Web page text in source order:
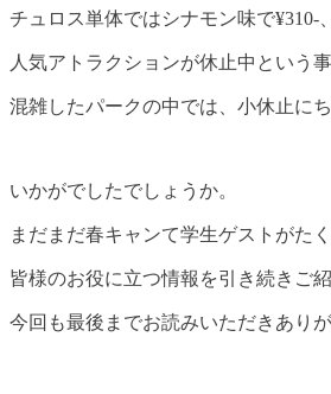
チュロス単体ではシナモン味で¥310-
人気アトラクションが休止中という
混雑したパークの中では、小休止に
いかがでしたでしょうか。
まだまだ春キャンて学生ゲストがた
皆様のお役に立つ情報を引き続きご
今回も最後までお読みいただきあり